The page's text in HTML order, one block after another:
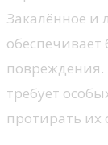
Закалённое и
повреждения.
требует
протирать